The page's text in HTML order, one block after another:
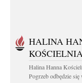
HALINA
Halina Hanna
Pogrzeb odbędzie